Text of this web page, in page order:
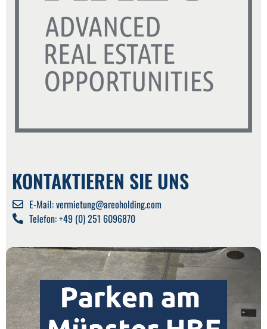
KONTAKTIEREN SIE UNS
E-Mail: vermietung@areoholding.com
Telefon: +49 (0) 251 6096870